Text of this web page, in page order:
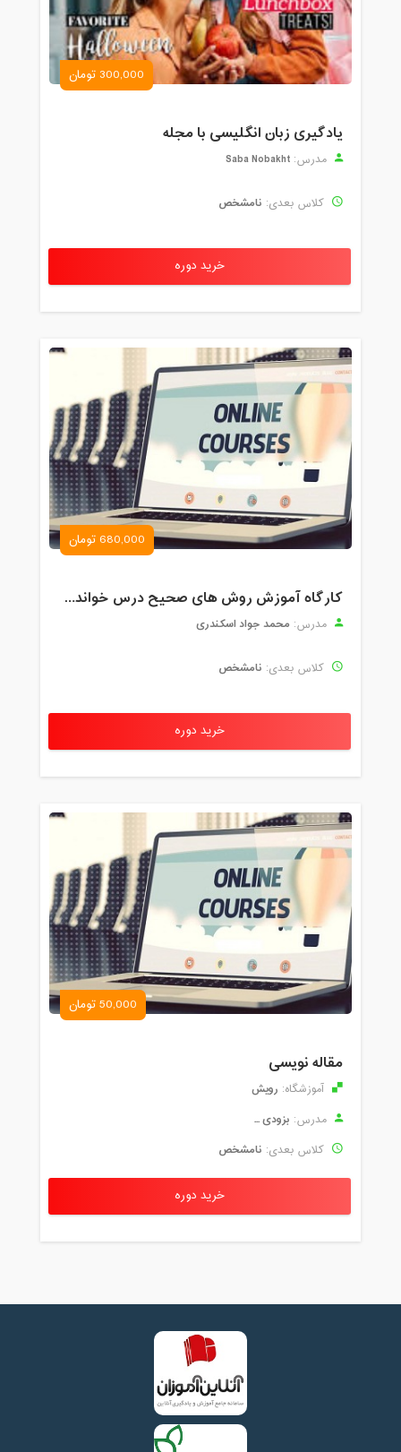
300,000 تومان
یادگیری زبان انگلیسی با مجله
مدرس: Saba Nobakht
کلاس بعدی: نامشخص
خرید دوره
680,000 تومان
کارگاه آموزش روش های صحیح درس خواندن همراه با یادگیری بدون فراموشی
مدرس: محمد جواد اسکندری
کلاس بعدی: نامشخص
خرید دوره
50,000 تومان
مقاله نویسی
آموزشگاه: رویش
مدرس: بزودی ...
کلاس بعدی: نامشخص
خرید دوره